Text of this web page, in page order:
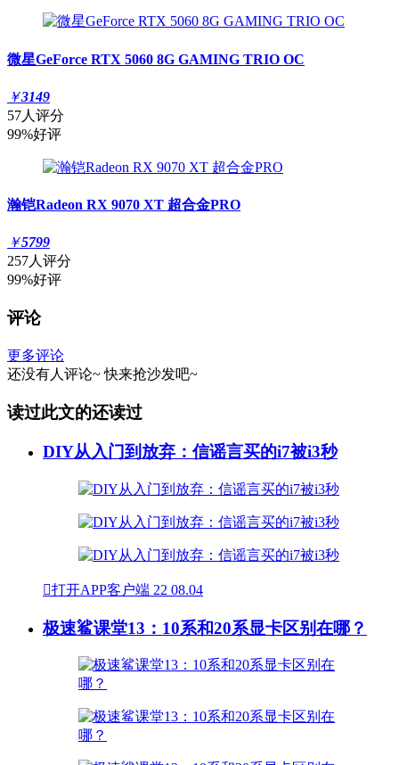
微星GeForce RTX 5060 8G GAMING TRIO OC
￥3149
57人评分
99%好评
瀚铠Radeon RX 9070 XT 超合金PRO
￥5799
257人评分
99%好评
评论
更多评论
还没有人评论~ 快来抢沙发吧~
读过此文的还读过
DIY从入门到放弃：信谣言买的i7被i3秒
打开APP客户端 22 08.04
极速鲨课堂13：10系和20系显卡区别在哪？